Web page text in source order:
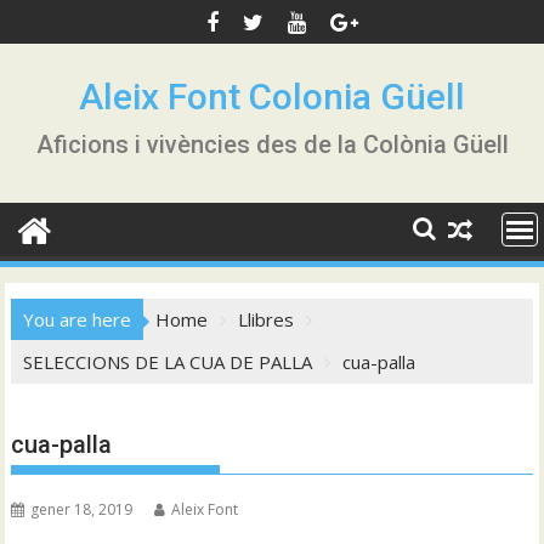
to
Aleix Font Colonia Güell
Aficions i vivències des de la Colònia Güell
You are here Home
Llibres
SELECCIONS DE LA CUA DE PALLA
cua-palla
cua-palla
gener 18, 2019 Aleix Font